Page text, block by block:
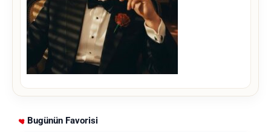
Bugünün Favorisi